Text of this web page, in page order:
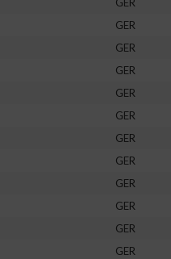
GER
GER
GER
GER
GER
GER
GER
GER
GER
GER
GER